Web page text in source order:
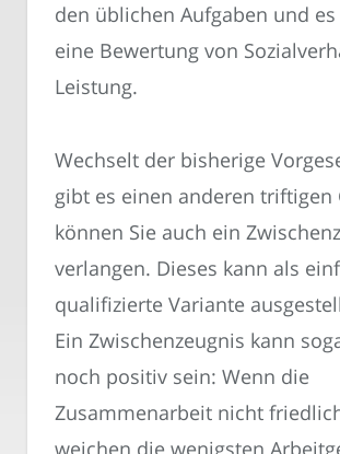
den üblichen Aufgaben und
eine Bewertung von
Leistung.
Wechselt der bisherige
gibt es einen anderen triftigen
können Sie auch ein
verlangen. Dieses kann als
qualifizierte Variante
Ein Zwischenzeugnis kann
noch positiv sein: Wenn die
Zusammenarbeit nicht
weichen die wenigsten